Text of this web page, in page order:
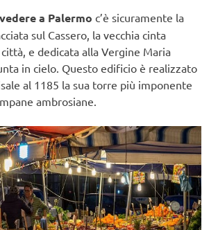
a Palermo c’è sicuramente la
sul Cassero, la vecchia cinta
e dedicata alla Vergine Maria
in cielo. Questo edificio è realizzato
al 1185 la sua torre più imponente
ambrosiane.